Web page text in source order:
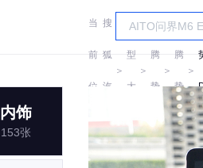
当
前
位
搜
狐
汽
＞
车
型
大
全
＞
腾
势
＞
腾
势
＞
内饰
153张